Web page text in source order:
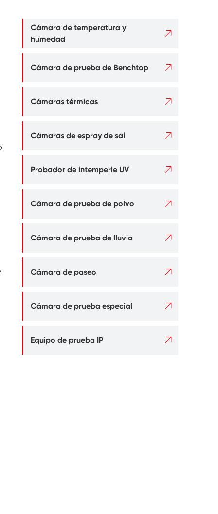
Cámara de temperatura y
humedad

Cámara de prueba de Benchtop 
Cámaras térmicas 
Cámaras de espray de sal 
Probador de intemperie UV 
Cámara de prueba de polvo 
Cámara de prueba de lluvia 
Cámara de paseo 
Cámara de prueba especial 
Equipo de prueba IP 